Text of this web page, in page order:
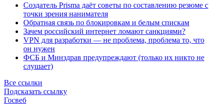
Создатель Prisma даёт советы по составлению резюме с
точки зрения нанимателя
Обратная связь по блокировкам и белым спискам
Зачем российский интернет ломают санкциями?
VPN для разработки — не проблема, проблема то, что
он нужен
ФСБ и Минздрав предупреждают (только их никто не
слушает)
Все ссылки
Подсказать ссылку
Госвеб